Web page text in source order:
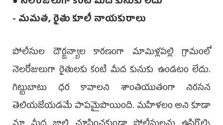
- మ‌మ‌త‌, రైతు కూలీ నాయ‌కురాలు
పోలీసుల దౌర్జ‌న్యాల కార‌ణంగా మామిళ్ల‌ప‌ల్లి గ్రామంలో
నెల‌రోజులుగా రైతుల‌కు కంటి మీద కునుకు ఉండ‌టం లేదు.
గిట్టుబాటు ధ‌ర కావాల‌ని శాంతియుతంగా నిర‌స‌న
తెలియ‌జేయ‌డ‌మే పాప‌మైపొయింది. మ‌హిళ‌లం అని కూడా